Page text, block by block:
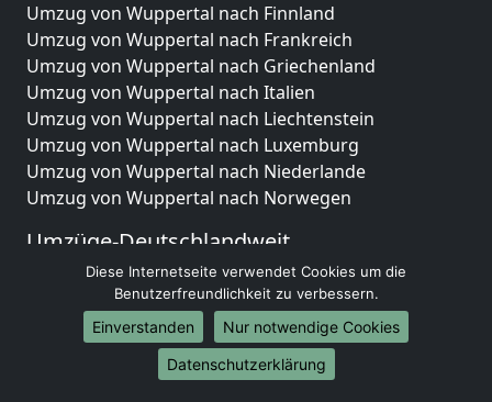
Umzug von Wuppertal nach Finnland
Umzug von Wuppertal nach Frankreich
Umzug von Wuppertal nach Griechenland
Umzug von Wuppertal nach Italien
Umzug von Wuppertal nach Liechtenstein
Umzug von Wuppertal nach Luxemburg
Umzug von Wuppertal nach Niederlande
Umzug von Wuppertal nach Norwegen
Umzüge-Deutschlandweit
Umzug von Wuppertal nach Berlin
Umzug von Wuppertal nach Hamburg
Umzug von Wuppertal nach München
Umzug von Wuppertal nach Köln
Umzug von Wuppertal nach Frankfurt am Main
Diese Internetseite verwendet Cookies um die
Benutzerfreundlichkeit zu verbessern.
Einverstanden
Nur notwendige Cookies
Datenschutzerklärung